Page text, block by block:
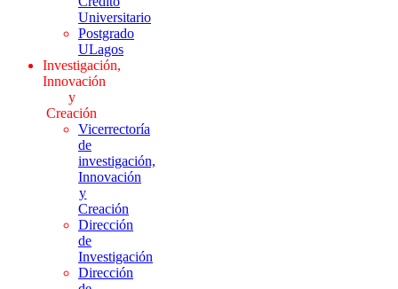
Universitario
Postgrado
ULagos
Investigación,
Innovación
y
Creación
Vicerrectoría
de
investigación,
Innovación
y
Creación
Dirección
de
Investigación
Dirección